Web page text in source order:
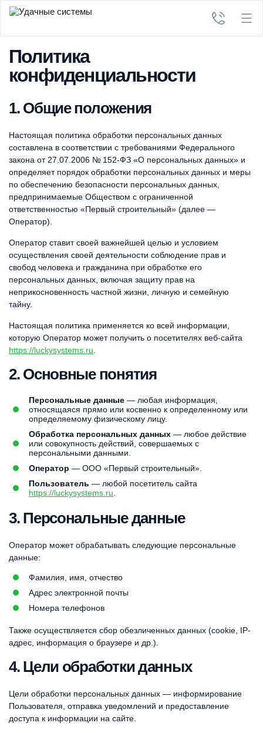
Политика
конфиденциальности
1. Общие положения
Настоящая политика обработки персональных данных
составлена в соответствии с требованиями Федерального
закона от 27.07.2006 № 152-ФЗ «О персональных данных» и
определяет порядок обработки персональных данных и меры
по обеспечению безопасности персональных данных,
предпринимаемые Обществом с ограниченной
ответственностью «Первый строительный» (далее —
Оператор).
Оператор ставит своей важнейшей целью и условием
осуществления своей деятельности соблюдение прав и
свобод человека и гражданина при обработке его
персональных данных, включая защиту прав на
неприкосновенность частной жизни, личную и семейную
тайну.
Настоящая политика применяется ко всей информации,
которую Оператор может получить о посетителях веб-сайта
https://luckysystems.ru
2. Основные понятия
Персональные данные — любая информация,
относящаяся прямо или косвенно к определенному или
определяемому физическому лицу.
Обработка персональных данных — любое действие
или совокупность действий, совершаемых с
персональными данными.
Оператор — ООО «Первый строительный».
Пользователь — любой посетитель сайта
https://luckysystems.ru
3. Персональные данные
Оператор может обрабатывать следующие персональные
данные:
Фамилия, имя, отчество
Адрес электронной почты
Номера телефонов
Также осуществляется сбор обезличенных данных (cookie, IP-
адрес, информация о браузере и др.).
4. Цели обработки данных
Цели обработки персональных данных — информирование
Пользователя, отправка уведомлений и предоставление
доступа к информации на сайте.